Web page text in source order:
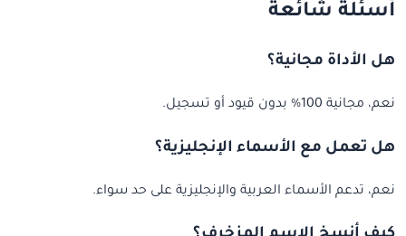
أسئلة شائعة
هل الأداة مجانية؟
نعم، مجانية 100% بدون قيود أو تسجيل.
هل تعمل مع الأسماء الإنجليزية؟
نعم، تدعم الأسماء العربية والإنجليزية على حد سواء.